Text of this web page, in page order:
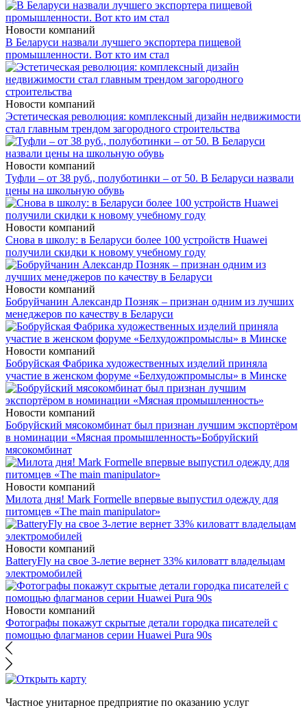
Новости компаний
В Беларуси назвали лучшего экспортера пищевой
промышленности. Вот кто им стал
Новости компаний
Эстетическая революция: комплексный дизайн недвижимости
стал главным трендом загородного строительства
Новости компаний
Туфли – от 38 руб., полуботинки – от 50. В Беларуси назвали
цены на школьную обувь
Новости компаний
Снова в школу: в Беларуси более 100 устройств Huawei
получили скидки к новому учебному году
Новости компаний
Бобруйчанин Александр Позняк – признан одним из лучших
менеджеров по качеству в Беларуси
Новости компаний
Бобруйская Фабрика художественных изделий приняла
участие в женском форуме «Белхудожпромыслы» в Минске
Новости компаний
Бобруйский мясокомбинат был признан лучшим экспортёром
в номинации «Мясная промышленность»Бобруйский
мясокомбинат
Новости компаний
Милота дня! Mark Formelle впервые выпустил одежду для
питомцев «The main manipulator»
Новости компаний
BatteryFly на свое 3-летие вернет 33% киловатт владельцам
электромобилей
Новости компаний
Фотографы покажут скрытые детали городка писателей с
помощью флагманов серии Huawei Pura 90s
Частное унитарное предприятие по оказанию услуг